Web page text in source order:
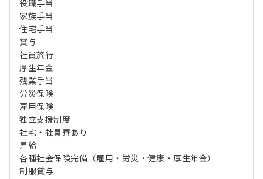
役職手当
家族手当
住宅手当
賞与
社員旅行
厚生年金
残業手当
労災保険
雇用保険
独立支援制度
社宅・社員寮あり
昇給
各種社会保険完備（雇用・労災・健康・厚生年金）
制服貸与